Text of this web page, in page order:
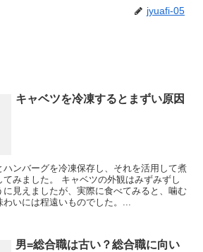
jyuafi-05
キャベツを冷凍するとまずい原因
ンバーグを冷凍保存し、それを活用して煮
みました。 キャベツの外観はみずみずし
に見えましたが、実際に食べてみると、噛む
いには程遠いものでした。...
男=総合職は古い？総合職に向い